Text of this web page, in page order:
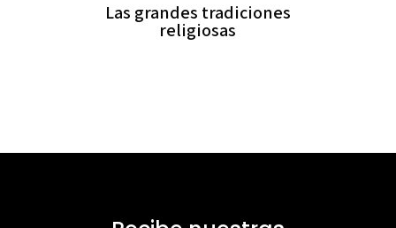
Las grandes tradiciones
religiosas